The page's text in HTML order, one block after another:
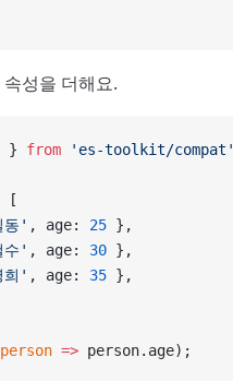
성을 더해요.
} from 'es-toolkit/compat'
[
동' , age: 25 },
수' , age: 30 },
희' , age: 35 },
person => person.age);